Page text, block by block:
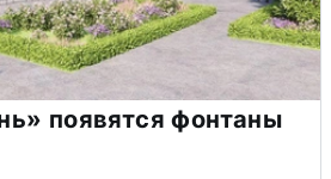
появятся фонтаны